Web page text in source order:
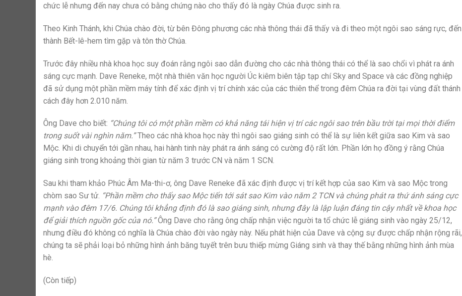
chức lễ nhưng đến nay chưa có bằng chứng nào cho thấy đó là ngày Chúa được sinh ra.
Theo Kinh Thánh, khi Chúa chào đời, từ bên Đông phương các nhà thông thái đã thấy và đi theo một ngôi sao sáng rực, đến
thành Bết-lê-hem tìm gặp và tôn thờ Chúa.
Trước đây nhiều nhà khoa học suy đoán rằng ngôi sao dẫn đường cho các nhà thông thái có thể là sao chổi vì phát ra ánh
sáng cực mạnh. Dave Reneke, một nhà thiên văn học người Úc kiêm biên tập tạp chí Sky and Space và các đồng nghiệp
đã sử dụng một phần mềm máy tính để xác định vị trí chính xác của các thiên thể trong đêm Chúa ra đời tại vùng đất thánh
cách đây hơn 2.010 năm.
Ông Dave cho biết: “Chúng tôi có một phần mềm có khả năng tái hiện vị trí các ngôi sao trên bầu trời tại mọi thời điểm
trong suốt vài nghìn năm.”Theo các nhà khoa học này thì ngôi sao giáng sinh có thể là sự liên kết giữa sao Kim và sao
Mộc. Khi di chuyển tới gần nhau, hai hành tinh này phát ra ánh sáng có cường độ rất lớn. Phần lớn họ đồng ý rằng Chúa
giáng sinh trong khoảng thời gian từ năm 3 trước CN và năm 1 SCN.
Sau khi tham khảo Phúc Âm Ma-thi-ơ, ông Dave Reneke đã xác định được vị trí kết hợp của sao Kim và sao Mộc trong
chòm sao Sư tử. “Phần mềm cho thấy sao Mộc tiến tới sát sao Kim vào năm 2 TCN và chúng phát ra thứ ánh sáng cực
mạnh vào đêm 17/6. Chúng tôi khẳng định đó là sao giáng sinh, nhưng đây là lập luận đáng tin cậy nhất về khoa học
để giải thích nguồn gốc của nó.”Ông Dave cho rằng ông chấp nhận việc người ta tổ chức lễ giáng sinh vào ngày 25/12,
nhưng điều đó không có nghĩa là Chúa chào đời vào ngày này. Nếu phát hiện của Dave và cộng sự được chấp nhận rộng rãi,
chúng ta sẽ phải loại bỏ những hình ảnh băng tuyết trên bưu thiếp mừng Giáng sinh và thay thế bằng những hình ảnh mùa
hè.
(Còn tiếp)